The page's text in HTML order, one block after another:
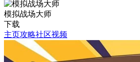
模拟战场大师
下载
主页攻略社区视频